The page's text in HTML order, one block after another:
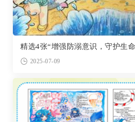
精选4张“增强防溺意识，守护生
2025-07-09